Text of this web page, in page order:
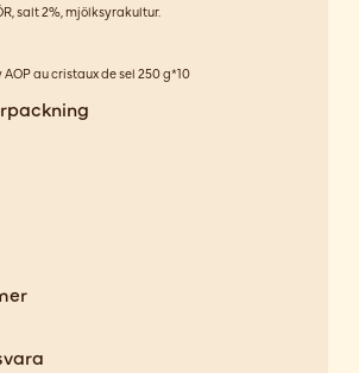
salt 2%, mjölksyrakultur.
au cristaux de sel 250 g*10